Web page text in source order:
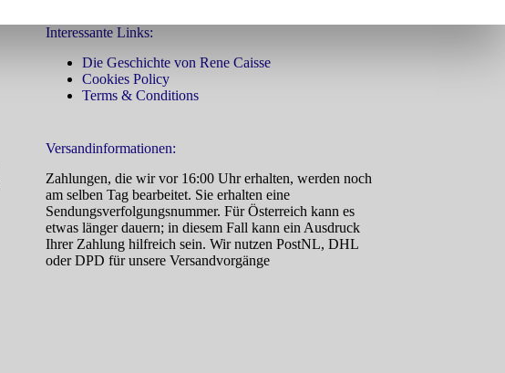
Interessante Links:
Die Geschichte von Rene Caisse
Cookies Policy
Terms & Conditions
Versandinformationen:
Zahlungen, die wir vor 16:00 Uhr erhalten, werden noch
am selben Tag bearbeitet. Sie erhalten eine
Sendungsverfolgungsnummer. Für Österreich kann es
etwas länger dauern; in diesem Fall kann ein Ausdruck
Ihrer Zahlung hilfreich sein. Wir nutzen PostNL, DHL
oder DPD für unsere Versandvorgänge